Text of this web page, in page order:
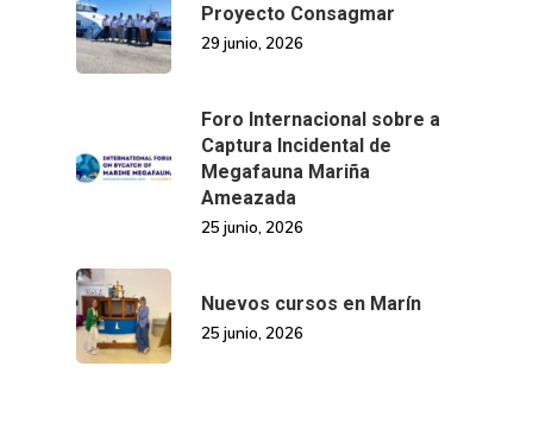
Proyecto Consagmar
29 junio, 2026
Foro Internacional sobre a
Captura Incidental de
Megafauna Mariña
Ameazada
25 junio, 2026
Nuevos cursos en Marín
25 junio, 2026